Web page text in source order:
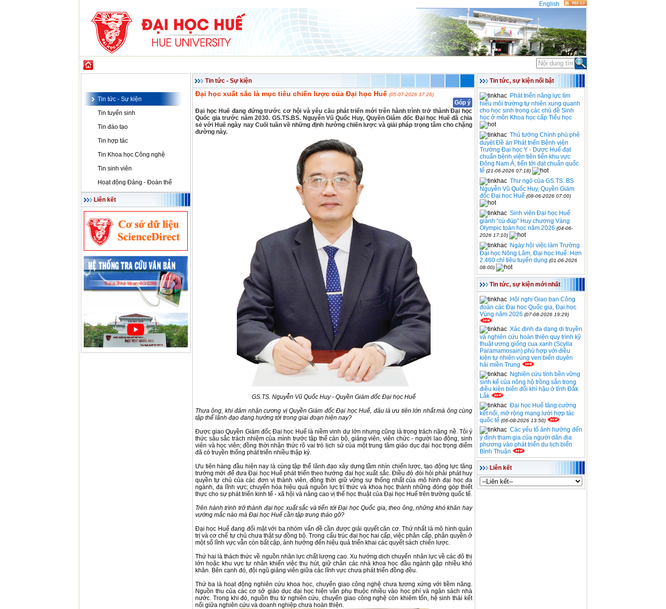
English
Tin tức - Sự kiện
Tin tuyển sinh
Tin đào tạo
Tin hợp tác
Tin Khoa học Công nghệ
Tin sinh viên
Hoạt động Đảng - Đoàn thể
Liên kết
Tin tức - Sự kiện
Đại học xuất sắc là mục tiêu chiến lược của Đại học Huế (05-07-2026 17:26)
Góp ý
Đại học Huế đang đứng trước cơ hội và yêu cầu phát triển mới trên hành trình trở thành Đại học
Quốc gia trước năm 2030. GS.TS.BS. Nguyễn Vũ Quốc Huy, Quyền Giám đốc Đại học Huế đã chia
sẻ với Huế ngày nay Cuối tuần về những định hướng chiến lược và giải pháp trọng tâm cho chặng
đường này.
GS.TS. Nguyễn Vũ Quốc Huy - Quyền Giám đốc Đại học Huế
Thưa ông, khi đảm nhận cương vị Quyền Giám đốc Đại học Huế, đâu là ưu tiên lớn nhất mà ông cùng
tập thể lãnh đạo đang hướng tới trong giai đoạn hiện nay?
Được giao Quyền Giám đốc Đại học Huế là niềm vinh dự lớn nhưng cũng là trọng trách nặng nề. Tôi ý
thức sâu sắc trách nhiệm của mình trước tập thể cán bộ, giảng viên, viên chức - người lao động, sinh
viên và học viên; đồng thời nhận thức rõ vai trò lịch sử của một trung tâm giáo dục đại học trọng điểm
đã có truyền thống phát triển nhiều thập kỷ.
Ưu tiên hàng đầu hiện nay là cùng tập thể lãnh đạo xây dựng tầm nhìn chiến lược, tạo động lực tăng
trưởng mới để đưa Đại học Huế phát triển theo hướng đại học xuất sắc. Điều đó đòi hỏi phải phát huy
quyền tự chủ của các đơn vị thành viên, đồng thời giữ vững sự thống nhất của mô hình đại học đa
ngành, đa lĩnh vực; chuyển hóa hiệu quả nguồn lực trí thức và khoa học thành những đóng góp thiết
thực cho sự phát triển kinh tế - xã hội và nâng cao vị thế học thuật của Đại học Huế trên trường quốc tế.
Trên hành trình trở thành đại học xuất sắc và tiến tới Đại học Quốc gia, theo ông, những khó khăn hay
vướng mắc nào mà Đại học Huế cần tập trung tháo gỡ?
Đại học Huế đang đối mặt với ba nhóm vấn đề cần được giải quyết căn cơ. Thứ nhất là mô hình quản
trị và cơ chế tự chủ chưa thật sự đồng bộ. Trong cấu trúc đại học hai cấp, việc phân cấp, phân quyền ở
một số lĩnh vực vẫn còn bất cập, ảnh hưởng đến hiệu quả triển khai các quyết sách chiến lược.
Thứ hai là thách thức về nguồn nhân lực chất lượng cao. Xu hướng dịch chuyển nhân lực về các đô thị
lớn hoặc khu vực tư nhân khiến việc thu hút, giữ chân các nhà khoa học đầu ngành gặp nhiều khó
khăn. Bên cạnh đó, đội ngũ giảng viên giữa các lĩnh vực chưa phát triển đồng đều.
Thứ ba là hoạt động nghiên cứu khoa học, chuyển giao công nghệ chưa tương xứng với tiềm năng.
Nguồn thu của các cơ sở giáo dục đại học hiện vẫn phụ thuộc nhiều vào học phí và ngân sách nhà
nước. Trong khi đó, nguồn thu từ nghiên cứu, chuyển giao công nghệ còn khiêm tốn, hệ sinh thái kết
nối giữa nghiên cứu và doanh nghiệp chưa hoàn thiện.
Tin tức, sự kiện nổi bật
Phát triển năng lực tìm
hiểu môi trường tự nhiên xung quanh
cho học sinh trong các chủ đề Sinh
học ở môn Khoa học cấp Tiểu học
Thủ tướng Chính phủ phê
duyệt Đề án Phát triển Bệnh viện
Trường Đại học Y - Dược Huế đạt
chuẩn bệnh viện tiên tiến khu vực
Đông Nam Á, tiến tới đạt chuẩn quốc
tế (21-06-2026 07:18)
Thư ngỏ của GS.TS. BS
Nguyễn Vũ Quốc Huy, Quyền Giám
đốc Đại học Huế (08-06-2026 07:00)
Sinh viên Đại học Huế
giành “cú đúp” Huy chương Vàng
Olympic toán học năm 2026 (04-06-
2026 17:10)
Ngày hội việc làm Trường
Đại học Nông Lâm, Đại học Huế: Hơn
2.460 chỉ tiêu tuyển dụng (01-06-2026
08:00)
Tin tức, sự kiện mới nhất
Hội nghị Giao ban Công
đoàn các Đại học Quốc gia, Đại học
Vùng năm 2026 (07-08-2026 19:29)
Xác định đa dạng di truyền
và nghiên cứu hoàn thiện quy trình kỹ
thuật ương giống cua xanh (Scylla
Paramamosain) phù hợp với điều
kiện tự nhiên vùng ven biển duyên
hải miền Trung
Nghiên cứu tính bền vững
sinh kế của nông hộ trồng sắn trong
điều kiện biến đổi khí hậu ở tỉnh Đắk
Lắk
Đại học Huế tăng cường
kết nối, mở rộng mạng lưới hợp tác
quốc tế (06-08-2026 13:50)
Các yếu tố ảnh hưởng đến
ý định tham gia của người dân địa
phương vào phát triển du lịch biển
Bình Thuận
Liên kết